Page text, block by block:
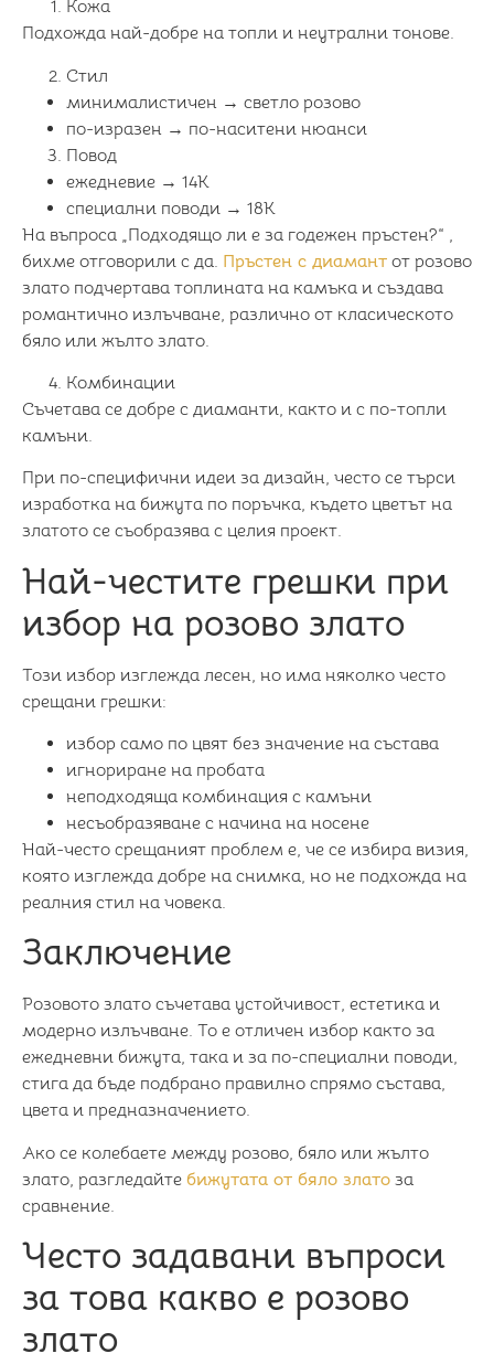
Кожа
Подхожда най-добре на топли и неутрални тонове.
Стил
минималистичен → светло розово
по-изразен → по-наситени нюанси
Повод
ежедневие → 14K
специални поводи → 18K
На въпроса „Подходящо ли е за годежен пръстен?“ ,
бихме отговорили с да. Пръстен с диамант от розово
злато подчертава топлината на камъка и създава
романтично излъчване, различно от класическото
бяло или жълто злато.
Комбинации
Съчетава се добре с диаманти, както и с по-топли
камъни.
При по-специфични идеи за дизайн, често се търси
изработка на бижута по поръчка, където цветът на
златото се съобразява с целия проект.
Най-честите грешки при
избор на розово злато
Този избор изглежда лесен, но има няколко често
срещани грешки:
избор само по цвят без значение на състава
игнориране на пробата
неподходяща комбинация с камъни
несъобразяване с начина на носене
Най-често срещаният проблем е, че се избира визия,
която изглежда добре на снимка, но не подхожда на
реалния стил на човека.
Заключение
Розовото злато съчетава устойчивост, естетика и
модерно излъчване. То е отличен избор както за
ежедневни бижута, така и за по-специални поводи,
стига да бъде подбрано правилно спрямо състава,
цвета и предназначението.
Ако се колебаете между розово, бяло или жълто
злато, разгледайте бижутата от бяло злато за
сравнение.
Често задавани въпроси
за това какво е розово
злато